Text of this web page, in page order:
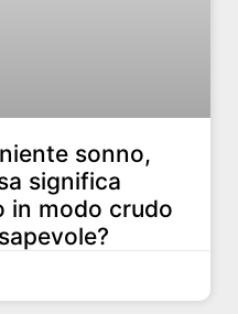
sonno,
significa
in modo crudo